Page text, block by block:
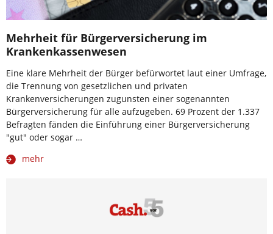
Mehrheit für Bürgerversicherung im
Krankenkassenwesen
Eine klare Mehrheit der Bürger befürwortet laut einer Umfrage,
die Trennung von gesetzlichen und privaten
Krankenversicherungen zugunsten einer sogenannten
Bürgerversicherung für alle aufzugeben. 69 Prozent der 1.337
Befragten fänden die Einführung einer Bürgerversicherung
"gut" oder sogar …
mehr